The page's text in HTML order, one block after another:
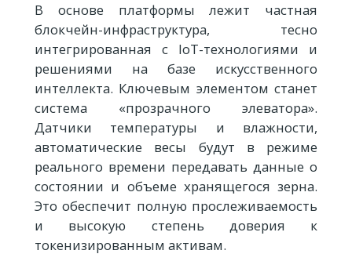
В основе платформы лежит частная
блокчейн-инфраструктура, тесно
интегрированная с IoT-технологиями и
решениями на базе искусственного
интеллекта. Ключевым элементом станет
система «прозрачного элеватора».
Датчики температуры и влажности,
автоматические весы будут в режиме
реального времени передавать данные о
состоянии и объеме хранящегося зерна.
Это обеспечит полную прослеживаемость
и высокую степень доверия к
токенизированным активам.